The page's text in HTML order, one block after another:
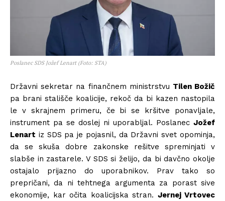
Poslanec SDS Jožef Lenart (Foto: STA)
Državni sekretar na finančnem ministrstvu Tilen Božič
pa brani stališče koalicije, rekoč da bi kazen nastopila
le v skrajnem primeru, če bi se kršitve ponavljale,
instrument pa se doslej ni uporabljal. Poslanec Jožef
Lenart iz SDS pa je pojasnil, da Državni svet opominja,
da se skuša dobre zakonske rešitve spreminjati v
slabše in zastarele. V SDS si želijo, da bi davčno okolje
ostajalo prijazno do uporabnikov. Prav tako so
prepričani, da ni tehtnega argumenta za porast sive
ekonomije, kar očita koalicijska stran. Jernej Vrtovec